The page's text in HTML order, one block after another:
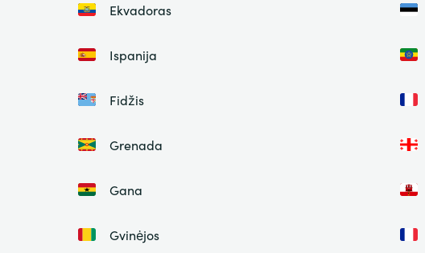
Ekvadoras
Ispanija
Fidžis
Grenada
Gana
Gvinėjos